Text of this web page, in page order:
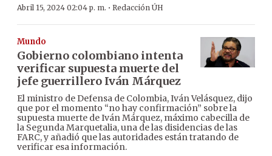
Abril 15, 2024 02:04 p. m. · Redacción ÚH
Mundo
Gobierno colombiano intenta
verificar supuesta muerte del
jefe guerrillero Iván Márquez
El ministro de Defensa de Colombia, Iván Velásquez, dijo
que por el momento “no hay confirmación” sobre la
supuesta muerte de Iván Márquez, máximo cabecilla de
la Segunda Marquetalia, una de las disidencias de las
FARC, y añadió que las autoridades están tratando de
verificar esa información.